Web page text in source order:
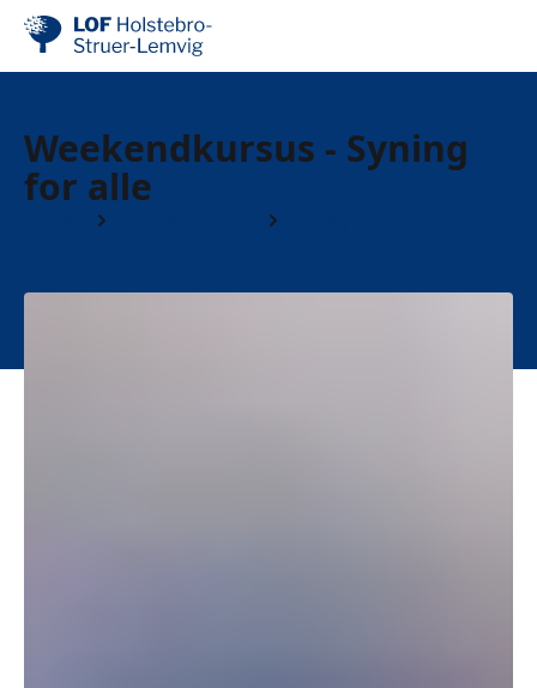
Weekendkursus - Syning
for alle